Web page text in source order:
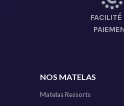
FACILITÉ
NOS MATELAS
Matelas Ressorts